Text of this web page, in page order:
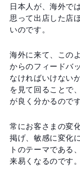
日本人が、海外で
思って出店した店
いのです。
海外に来て、この
からのフィードバ
なければいけない
を見て回ることで
が良く分かるのです
常にお客さまの変
掲げ、敏感に変化
トのテーマである
来易くなるのです。